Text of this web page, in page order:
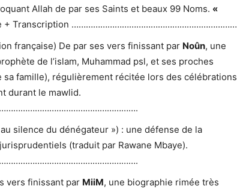
Allah de par ses Saints et beaux 99 Noms. «
+ Transcription ……………………………………………………………
française) De par ses vers finissant par Noûn, une
de l’islam, Muhammad psl, et ses proches
famille), régulièrement récitée lors des célébrations
durant le mawlid.
silence du dénégateur ») : une défense de la
(traduit par Rawane Mbaye).
vers finissant par MiiM, une biographie rimée très